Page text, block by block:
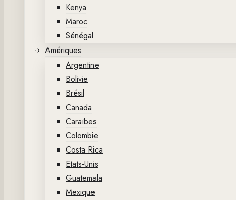
Kenya
Maroc
Sénégal
Amériques
Argentine
Bolivie
Brésil
Canada
Caraïbes
Colombie
Costa Rica
Etats-Unis
Guatemala
Mexique